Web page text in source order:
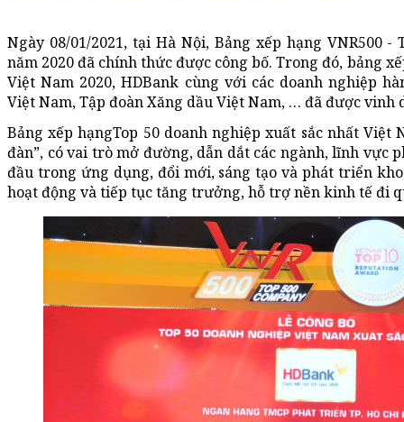
Ngày 08/01/2021, tại Hà Nội, Bảng xếp hạng VNR500
năm 2020 đã chính thức được công bố. Trong đó, bảng
Việt Nam 2020, HDBank cùng với các doanh nghiệp
Việt Nam, Tập đoàn Xăng dầu Việt Nam, … đã được vinh
Bảng xếp hạngTop 50 doanh nghiệp xuất sắc nhất Việt
đàn”, có vai trò mở đường, dẫn dắt các ngành, lĩnh vực
đầu trong ứng dụng, đổi mới, sáng tạo và phát triển
hoạt động và tiếp tục tăng trưởng, hỗ trợ nền kinh tế đi